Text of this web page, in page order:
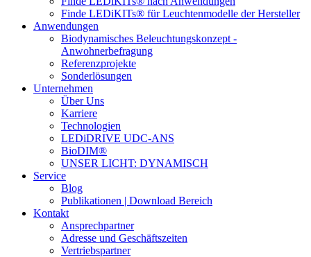
Finde LEDiKITs® für Leuchtenmodelle der Hersteller
Anwendungen
Biodynamisches Beleuchtungskonzept -
Anwohnerbefragung
Referenzprojekte
Sonderlösungen
Unternehmen
Über Uns
Karriere
Technologien
LEDiDRIVE UDC-ANS
BioDIM®
UNSER LICHT: DYNAMISCH
Service
Blog
Publikationen | Download Bereich
Kontakt
Ansprechpartner
Adresse und Geschäftszeiten
Vertriebspartner